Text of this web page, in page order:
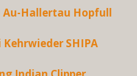
Au-Hallertau Hopfull
SHIPA